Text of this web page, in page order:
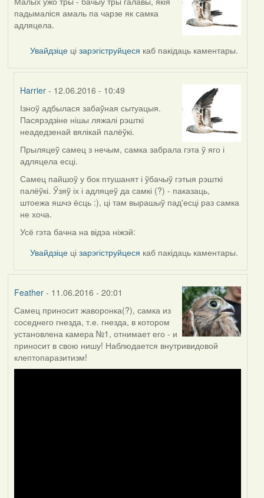
падымаліся амаль па чарзе як самка
адляцела.
Увайдзіце цізарэгіструйцеся каб пакідаць каментары.
Harrier - 12.06.2016 - 10:49
In
reply
to
by
Harrier
Ізноў адбылася забаўная сытуацыя.
Пасярэдзіне нішы ляжалі рэшткі
неадедзенай вялікай палёўкі.
Прыляцеў самец з нечым, самка забрала гэта ў яго і
адляцела есці.
Самец пайшоў у бок птушанят і ўбачыў гэтыя рэшткі
палёўкі. Ўзяў іх і адляцеў да самкі (?) - паказаць,
штоежа яшчэ ёсць :), ці там вырашыў пад'есці раз самка
не хоча.
Усё гэта бачна на відэа ніжэй:
Увайдзіце цізарэгіструйцеся каб пакідаць каментары.
Feather- 11.06.2016 - 20:01
Самец приносит жаворонка(?), самка из
соседнего гнезда, т.е. гнезда, в котором
установлена камера №1, отнимает его - и
приносит в свою нишу! Наблюдается внутривидовой
клептопаразитизм!